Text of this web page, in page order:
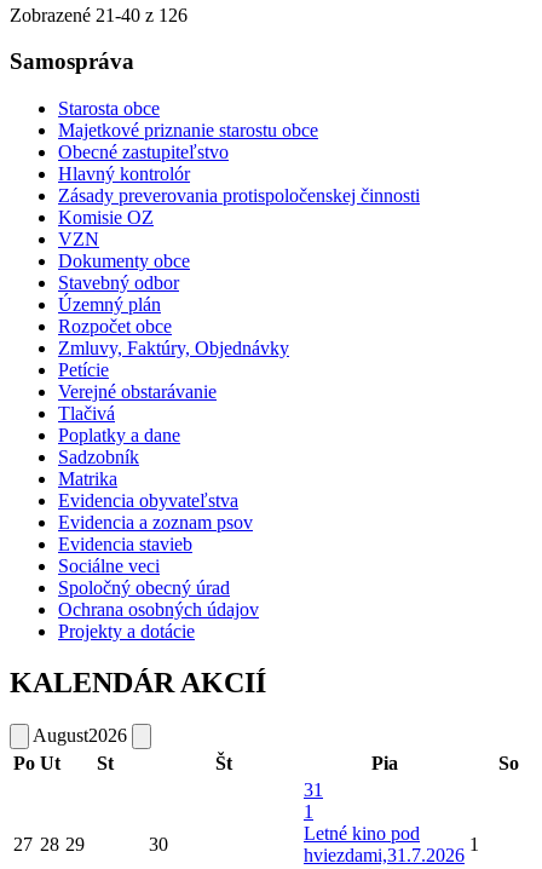
Zobrazené 21-40 z 126
Samospráva
Starosta obce
Majetkové priznanie starostu obce
Obecné zastupiteľstvo
Hlavný kontrolór
Zásady preverovania protispoločenskej činnosti
Komisie OZ
VZN
Dokumenty obce
Stavebný odbor
Územný plán
Rozpočet obce
Zmluvy, Faktúry, Objednávky
Petície
Verejné obstarávanie
Tlačivá
Poplatky a dane
Sadzobník
Matrika
Evidencia obyvateľstva
Evidencia a zoznam psov
Evidencia stavieb
Sociálne veci
Spoločný obecný úrad
Ochrana osobných údajov
Projekty a dotácie
KALENDÁR AKCIÍ
August2026
Po Ut St Št Pia So
27 28 29 30
31
1
Letné kino pod
hviezdami,31.7.2026
1